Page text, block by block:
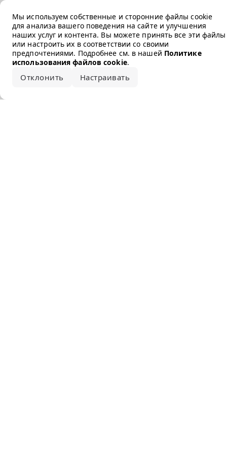
Мы используем собственные и сторонние файлы cookie
для анализа вашего поведения на сайте и улучшения
наших услуг и контента. Вы можете принять все эти файлы
или настроить их в соответствии со своими
предпочтениями. Подробнее см. в нашей Политике
использования файлов cookie.
Отклонить Настраивать
Error loading the brand